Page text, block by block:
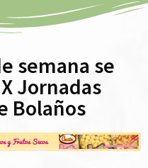
semana se
Jornadas
Bolaños